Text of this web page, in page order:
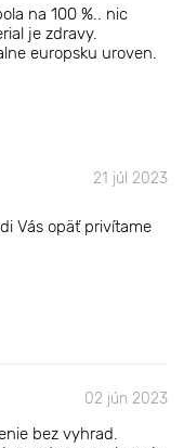
na 100 %.. nic
je zdravy.
europsku uroven.
21 júl 2023
Vás opäť privítame
02 jún 2023
bez vyhrad.